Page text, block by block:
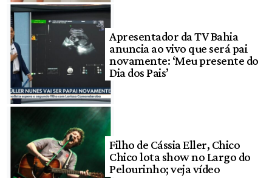
Apresentador da TV Bahia
anuncia ao vivo que será pai
novamente: ‘Meu presente do
Dia dos Pais’
Filho de Cássia Eller, Chico
Chico lota show no Largo do
Pelourinho; veja vídeo